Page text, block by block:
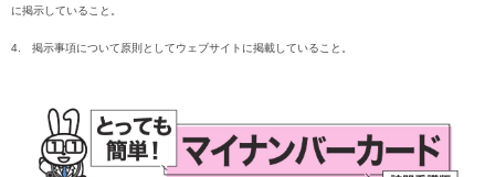
に掲示していること。
4. 掲示事項について原則としてウェブサイトに掲載していること。